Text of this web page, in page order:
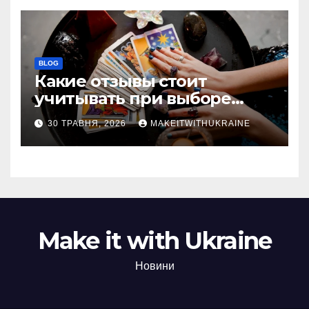
BLOG
Какие отзывы стоит
учитывать при выборе
гадалки в Казахстане?
30 ТРАВНЯ, 2026 MAKEITWITHUKRAINE
Make it with Ukraine
Новини